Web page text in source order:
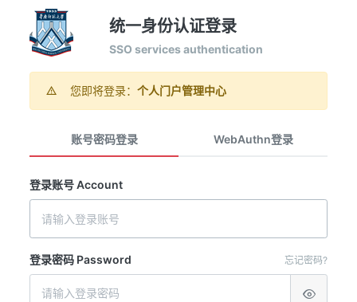
统一身份认证登录
SSO services authentication
您即将登录： 个人门户管理中心
账号密码登录 WebAuthn登录
登录账号 Account
忘记密码?
登录密码 Password